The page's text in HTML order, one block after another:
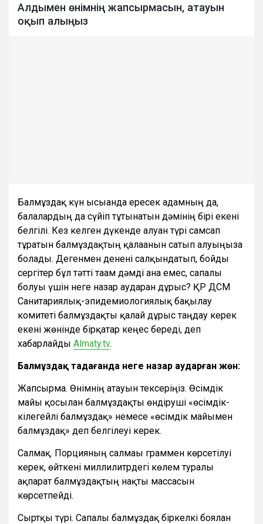
Алдымен өнімнің жапсырмасын, атауын
оқып алыңыз
Балмұздақ күн ысығанда ересек адамның да,
балалардың да сүйіп тұтынатын дәмінің бірі екені
белгілі. Кез келген дүкенде алуан түрі самсап
тұратын балмұздақтың қалағанын сатып алуыңызға
болады. Дегенмен денені салқындатып, бойды
сергітер бұл тәтті тағам дәмді ғана емес, сапалы
болуы үшін неге назар аударған дұрыс? ҚР ДСМ
Санитариялық-эпидемиологиялық бақылау
комитеті балмұздақты қалай дұрыс таңдау керек
екені жөнінде бірқатар кеңес береді, деп
хабарлайды Аlmaty.tv.
Балмұздақ таңдағанда неге назар аударған жөн:
Жапсырма. Өнімнің атауын тексеріңіз. Өсімдік
майы қосылған балмұздақты өндіруші «өсімдік-
кілегейлі балмұздақ» немесе «өсімдік майымен
балмұздақ» деп белгілеуі керек.
Салмақ. Порцияның салмағы граммен көрсетілуі
керек, өйткені миллилитрдегі көлем туралы
ақпарат балмұздақтың нақты массасын
көрсетпейді.
Сыртқы түрі. Сапалы балмұздақ біркелкі боялған